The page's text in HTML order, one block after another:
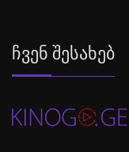
Ჩვენ Შესახებ